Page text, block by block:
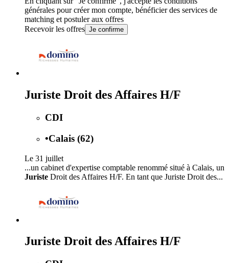
générales pour créer mon compte, bénéficier des services de
matching et postuler aux offres
Recevoir les offres Je confirme
Juriste Droit des Affaires H/F
CDI
•Calais (62)
Le 31 juillet
...un cabinet d'expertise comptable renommé situé à Calais, un
Juriste Droit des Affaires H/F. En tant que Juriste Droit des...
Juriste Droit des Affaires H/F